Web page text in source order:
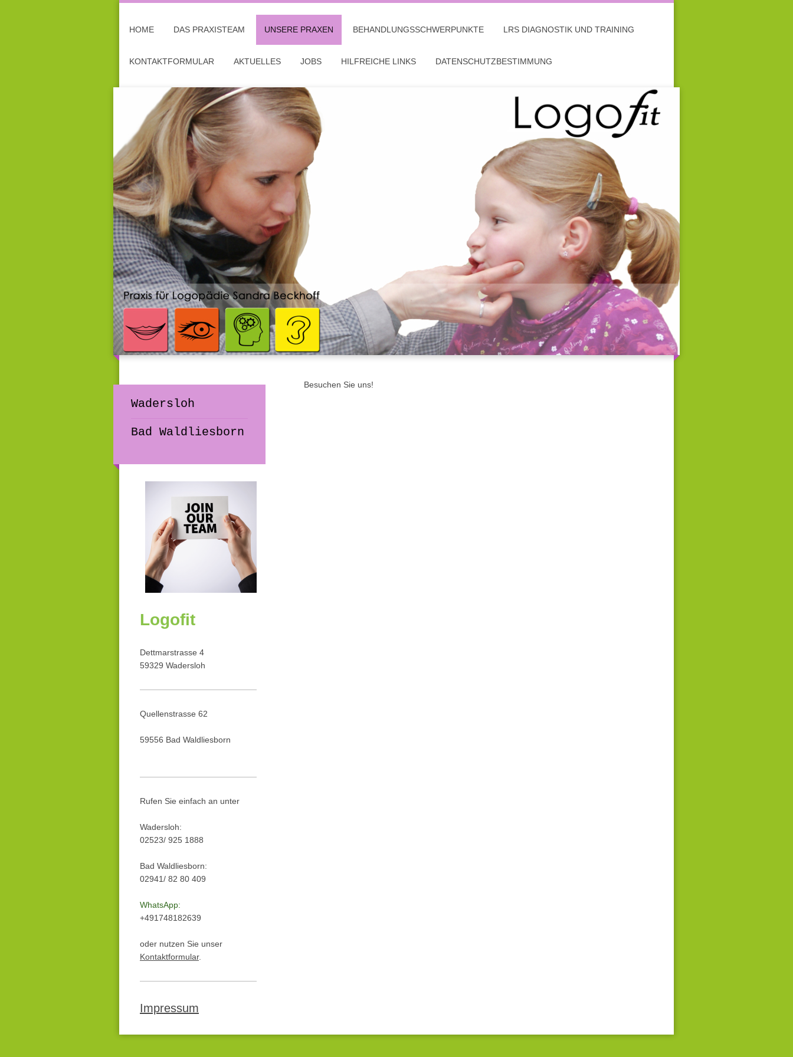
HOME DAS PRAXISTEAM UNSERE PRAXEN BEHANDLUNGSSCHWERPUNKTE LRS DIAGNOSTIK UND TRAINING
KONTAKTFORMULAR AKTUELLES JOBS HILFREICHE LINKS DATENSCHUTZBESTIMMUNG
Besuchen Sie uns!
Wadersloh
Bad Waldliesborn
Logofit
Dettmarstrasse 4
59329 Wadersloh
Quellenstrasse 62
59556 Bad Waldliesborn
Rufen Sie einfach an unter
Wadersloh:
02523/ 925 1888
Bad Waldliesborn:
02941/ 82 80 409
WhatsApp:
+491748182639
oder nutzen Sie unser
Kontaktformular.
Impressum